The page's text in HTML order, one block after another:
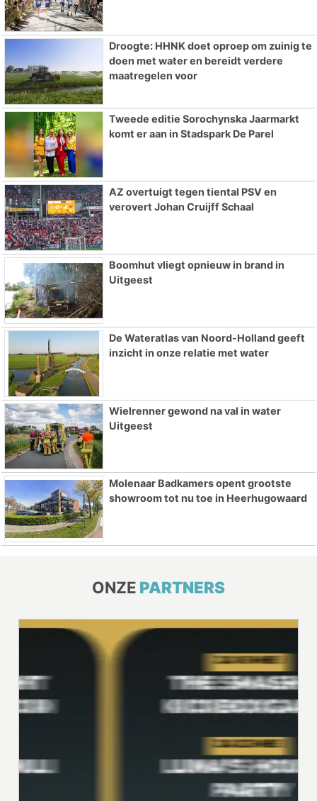
Droogte: HHNK doet oproep om zuinig te
doen met water en bereidt verdere
maatregelen voor
Tweede editie Sorochynska Jaarmarkt
komt er aan in Stadspark De Parel
AZ overtuigt tegen tiental PSV en
verovert Johan Cruijff Schaal
Boomhut vliegt opnieuw in brand in
Uitgeest
De Wateratlas van Noord-Holland geeft
inzicht in onze relatie met water
Wielrenner gewond na val in water
Uitgeest
Molenaar Badkamers opent grootste
showroom tot nu toe in Heerhugowaard
ONZE PARTNERS